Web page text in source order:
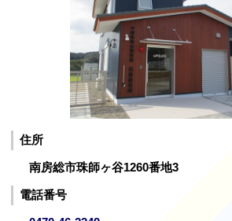
住所
南房総市珠師ヶ谷1260番地3
電話番号